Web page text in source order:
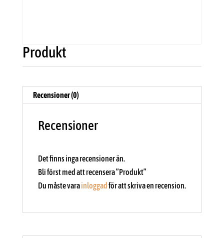
Produkt
Recensioner (0)
Recensioner
Det finns inga recensioner än.
Bli först med att recensera ”Produkt”
Du måste varainloggad för att skriva en recension.